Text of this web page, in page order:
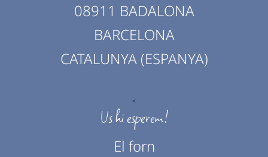
08911 BADALONA
BARCELONA
CATALUNYA (ESPANYA)
<
Us hi esperem!
El forn